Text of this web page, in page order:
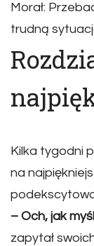
Morał:
trudną
Kilka tygodni
na
– Och, jak
zapytał